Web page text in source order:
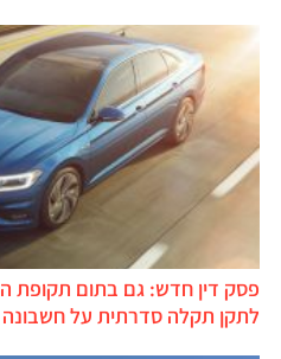
פסק דין חדש: גם בתום תקופת
לתקן תקלה סדרתית על חשבונה